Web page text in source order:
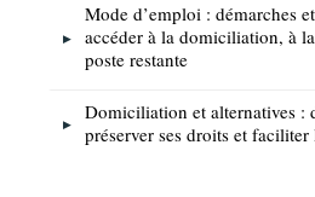
Mode d’emploi : démarches
accéder à la domiciliation, à
poste restante
Domiciliation et alternatives :
préserver ses droits et